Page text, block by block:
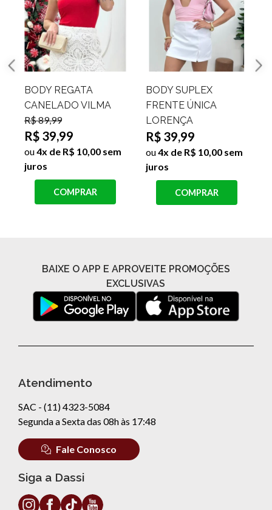
BODY REGATA
CANELADO VILMA
R$ 89,99
R$ 39,99
ou4x de R$ 10,00 sem
juros
COMPRAR
BODY SUPLEX
FRENTE ÚNICA
LORENÇA
R$ 39,99
ou4x de R$ 10,00 sem
juros
COMPRAR
BAIXE O APP E APROVEITE PROMOÇÕES
EXCLUSIVAS
Atendimento
SAC - (11) 4323-5084
Segunda a Sexta das 08h às 17:48
Fale Conosco
Siga a Dassi